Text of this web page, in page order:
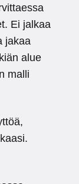
Ei jalkaa
jakaa
alue
malli